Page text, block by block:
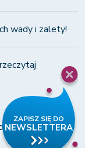
wady i zalety!
wolna od